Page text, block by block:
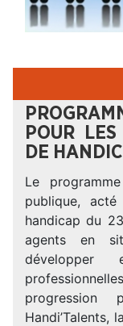
POUR
DE
Le
publique,
handicap du
agents en
progression
Handi’Talents,